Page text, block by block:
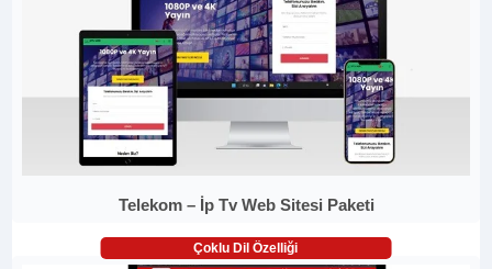
Telekom – İp Tv Web Sitesi Paketi
Çoklu Dil Özelliği